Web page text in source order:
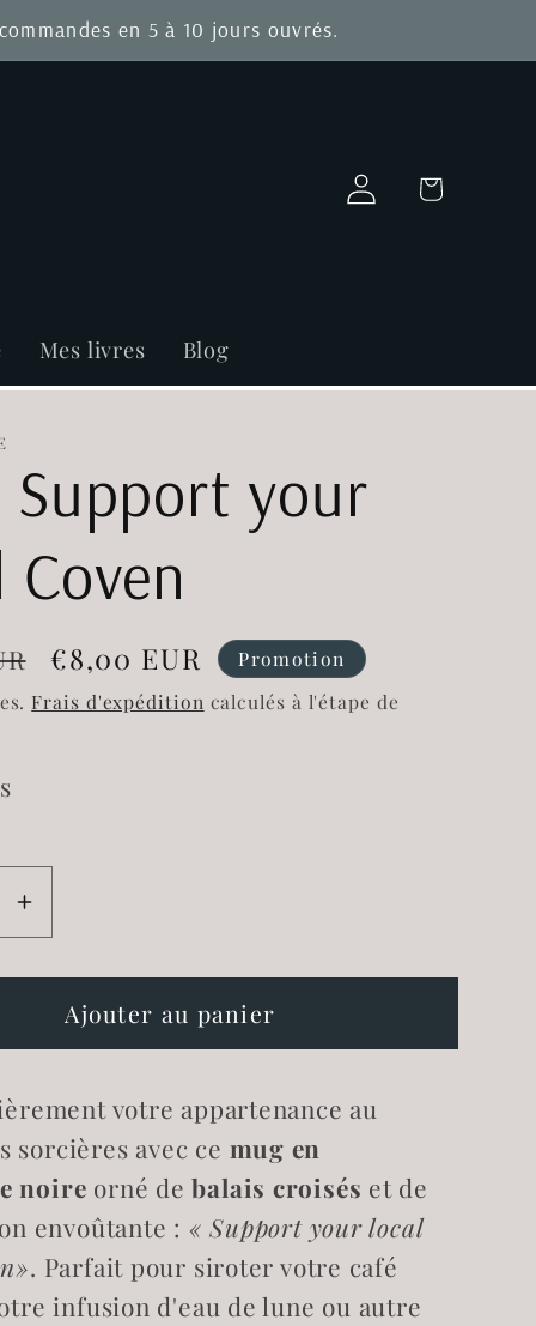
en 5 à 10 jours ouvrés.
Mes livres Blog
Connexion Panier
Support your
Coven
Prix
promotionnel
€8,00 EUR
Promotion
Frais d'expédition calculés à l'étape de
Augmenter
la
quantité
Mug
your
local
Coven
Ajouter au panier
votre appartenance au
sorcières avec ce mug en
noire orné debalais croisés et de
envoûtante : « Support your local
. Parfait pour siroter votre café
infusion d'eau de lune ou autre